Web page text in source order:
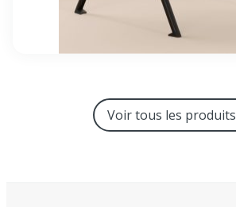
Voir tous les produits